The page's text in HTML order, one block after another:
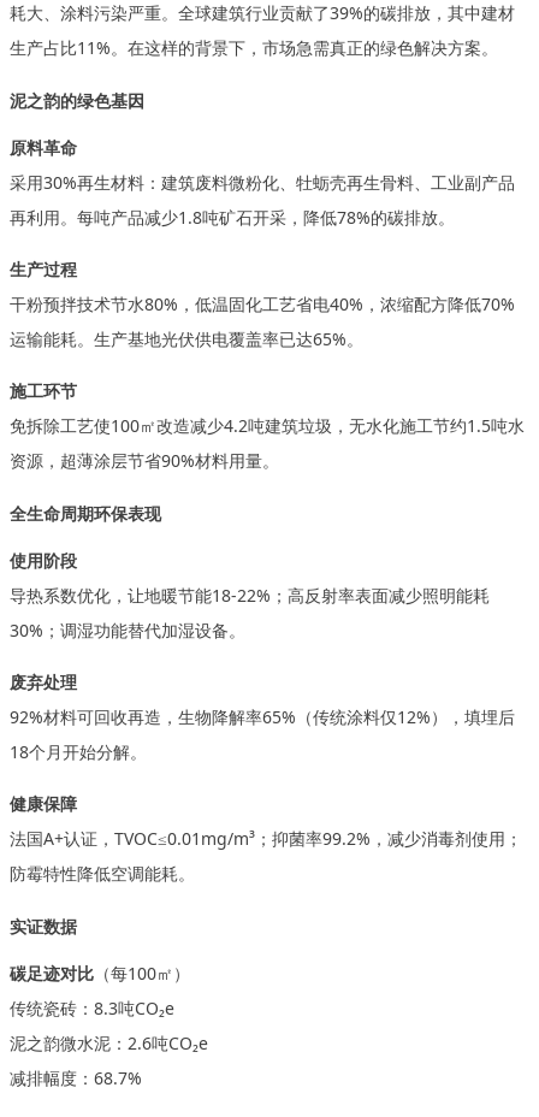
耗大、涂料污染严重。全球建筑行业贡献了39%的碳排放，其中建材
生产占比11%。在这样的背景下，市场急需真正的绿色解决方案。
泥之韵的绿色基因
原料革命
采用30%再生材料：建筑废料微粉化、牡蛎壳再生骨料、工业副产品
再利用。每吨产品减少1.8吨矿石开采，降低78%的碳排放。
生产过程
干粉预拌技术节水80%，低温固化工艺省电40%，浓缩配方降低70%
运输能耗。生产基地光伏供电覆盖率已达65%。
施工环节
免拆除工艺使100㎡改造减少4.2吨建筑垃圾，无水化施工节约1.5吨水
资源，超薄涂层节省90%材料用量。
全生命周期环保表现
使用阶段
导热系数优化，让地暖节能18-22%；高反射率表面减少照明能耗
30%；调湿功能替代加湿设备。
废弃处理
92%材料可回收再造，生物降解率65%（传统涂料仅12%），填埋后
18个月开始分解。
健康保障
法国A+认证，TVOC≤0.01mg/m³；抑菌率99.2%，减少消毒剂使用；
防霉特性降低空调能耗。
实证数据
碳足迹对比 （每100㎡）
传统瓷砖： 8.3吨CO₂e
泥之韵微水泥： 2.6吨CO₂e
减排幅度： 68.7%